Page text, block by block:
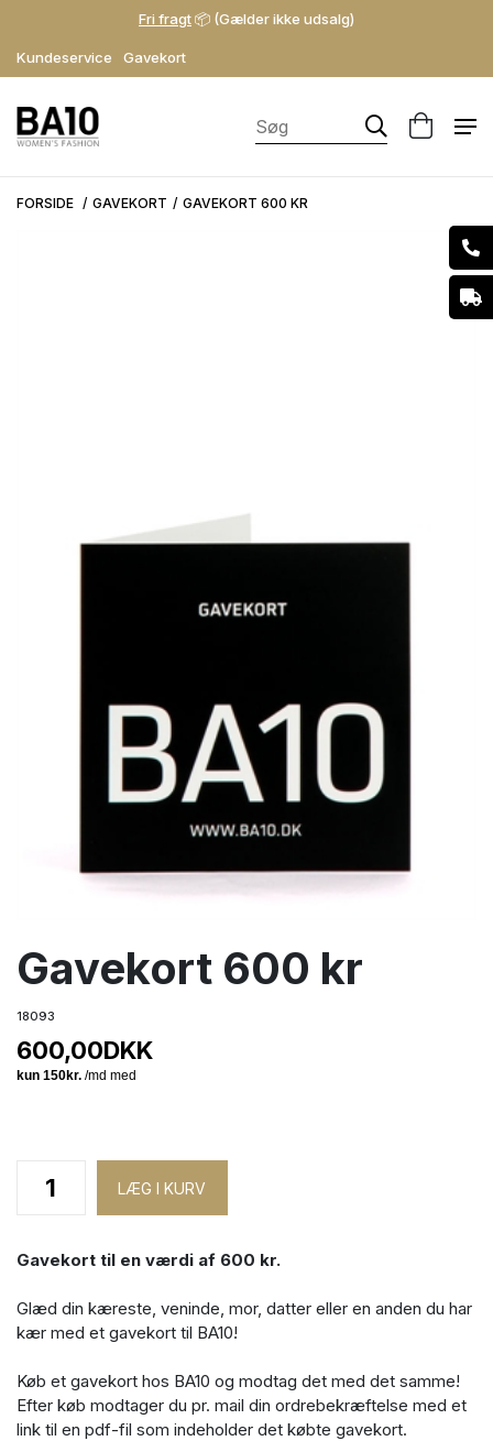
Kundeservice Gavekort
Fri fragt📦 (Gælder ikke udsalg)
FORSIDE GAVEKORT GAVEKORT 600 KR
Gavekort 600 kr
18093
600,00DKK
Gavekort til en værdi af 600 kr.
Glæd din kæreste, veninde, mor, datter eller en anden du har
kær med et gavekort til BA10!
Køb et gavekort hos BA10 og modtag det med det samme!
Efter køb modtager du pr. mail din ordrebekræftelse med et
link til en pdf-fil som indeholder det købte gavekort.